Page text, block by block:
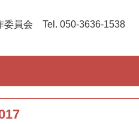
委員会 Tel. 050-3636-1538